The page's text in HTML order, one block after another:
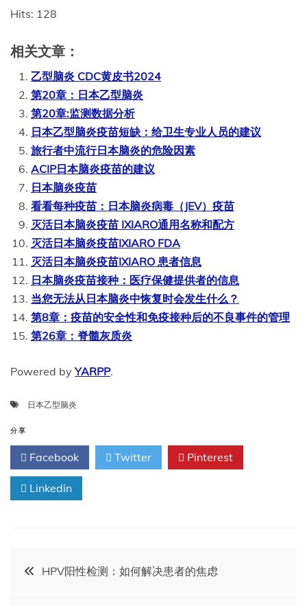
Hits: 128
相关文章：
乙型脑炎 CDC黄皮书2024
第20章：日本乙型脑炎
第20章:监测数据分析
日本乙型脑炎疫苗短缺：给卫生专业人员的建议
旅行者中流行日本脑炎的危险因素
ACIP日本脑炎疫苗的建议
日本脑炎疫苗
看看每种疫苗：日本脑炎病毒（JEV）疫苗
灭活日本脑炎疫苗 IXIARO通用名称和配方
灭活日本脑炎疫苗IXIARO FDA
灭活日本脑炎疫苗IXIARO 患者信息
日本脑炎疫苗接种：医疗保健提供者的信息
当您无法从日本脑炎中恢复时会发生什么？
第8章：疫苗的安全性和免疫接种后的不良事件的管理
第26章：脊髓灰质炎
Powered byYARPP.
日本乙型脑炎
分享
Facebook Twitter Pinterest
Linkedin
文
HPV阳性检测：如何解决患者的焦虑